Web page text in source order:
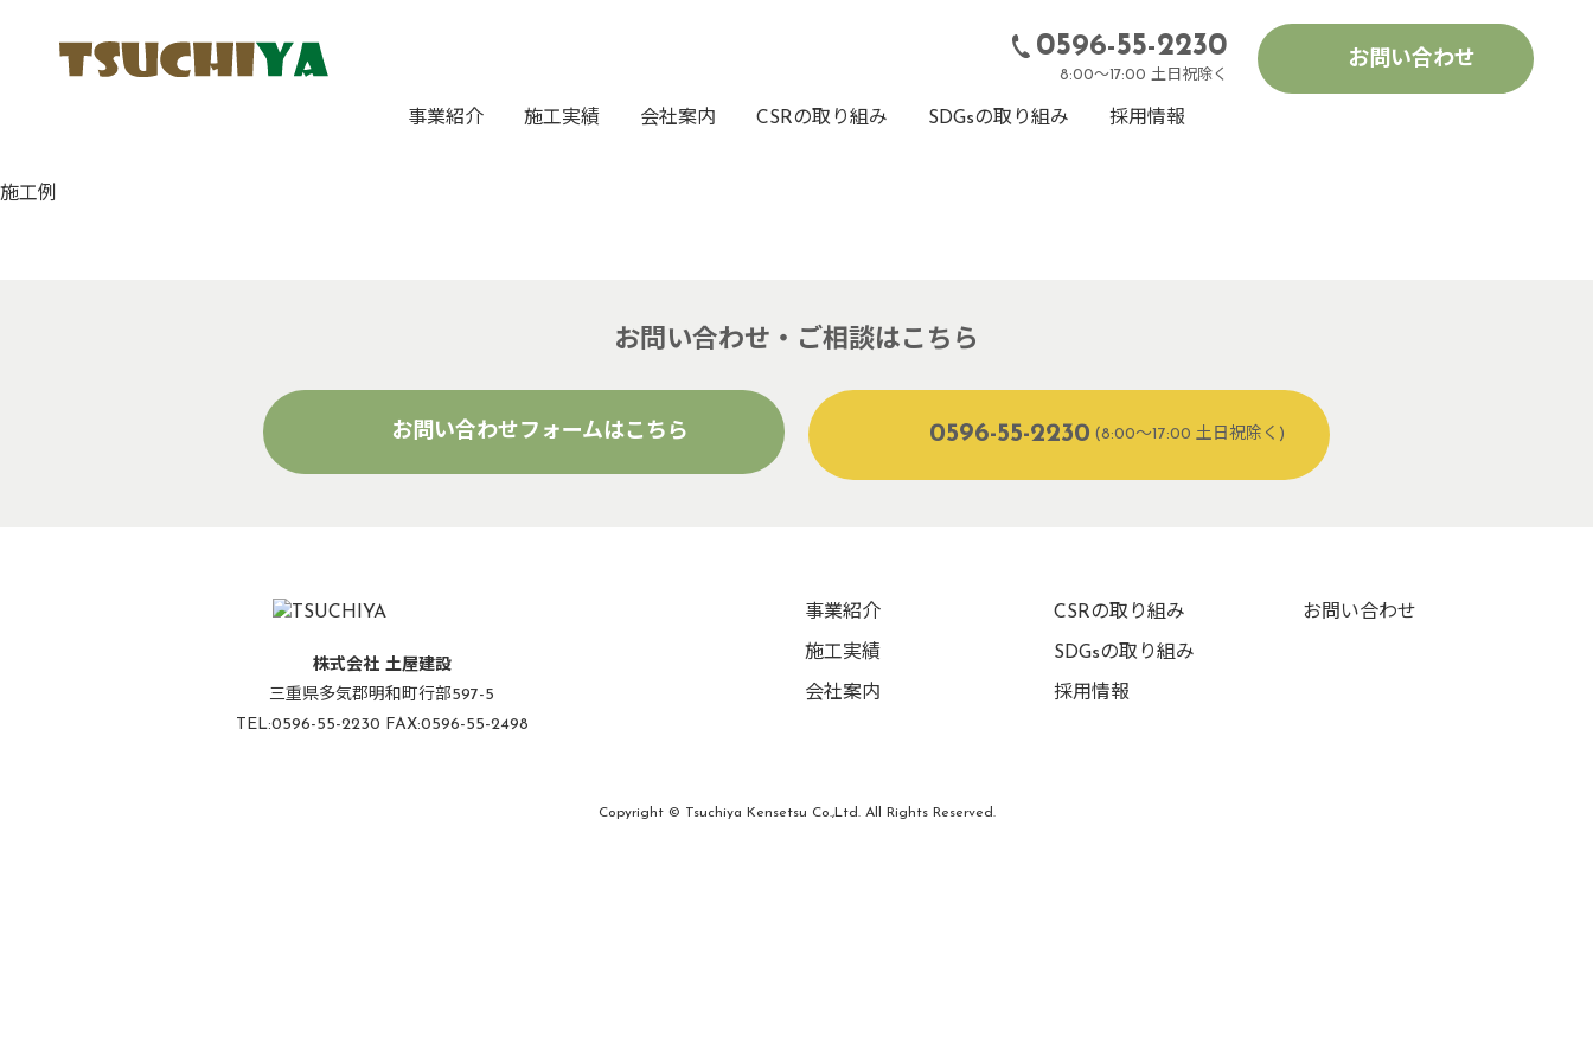
0596-55-2230
8:00～17:00 土日祝除く
お問い合わせ
事業紹介 施工実績 会社案内 CSRの取り組み SDGsの取り組み 採用情報
施工例
お問い合わせ・ご相談はこちら
お問い合わせフォームはこちら 0596-55-2230 (8:00～17:00 土日祝除く)
株式会社 土屋建設
三重県多気郡明和町行部597-5
TEL:0596-55-2230 FAX:0596-55-2498
事業紹介
施工実績
会社案内
CSRの取り組み
SDGsの取り組み
採用情報
お問い合わせ
Copyright © Tsuchiya Kensetsu Co.,Ltd. All Rights Reserved.